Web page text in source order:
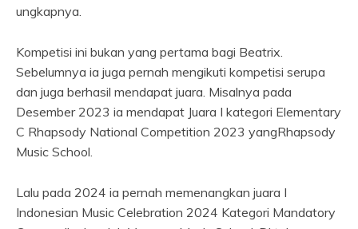
ungkapnya.
Kompetisi ini bukan yang pertama bagi Beatrix.
Sebelumnya ia juga pernah mengikuti kompetisi serupa
dan juga berhasil mendapat juara. Misalnya pada
Desember 2023 ia mendapat Juara I kategori Elementary
C Rhapsody National Competition 2023 yangRhapsody
Music School.
Lalu pada 2024 ia pernah memenangkan juara I
Indonesian Music Celebration 2024 Kategori Mandatory